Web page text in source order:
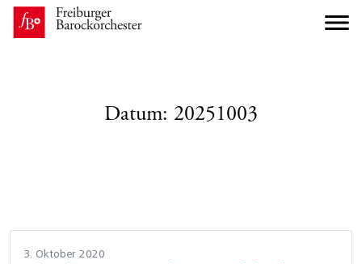
Datum: 20251003
3. Oktober 2020